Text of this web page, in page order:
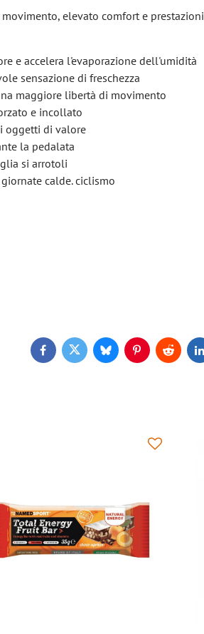
elevato comfort e
e accelera l'evaporazione dell'umidità
sensazione di freschezza
maggiore libertà di movimento
e incollato
oggetti di valore
la pedalata
si arrotoli
calde. ciclismo
FacebookTwitterBlueskyPinterestReddit